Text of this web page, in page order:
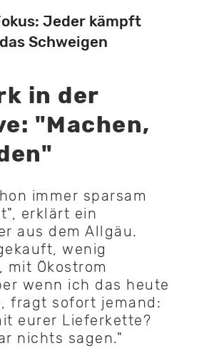
Jeder kämpft
Schweigen
in der
"Machen,
immer sparsam
erklärt ein
aus dem Allgäu.
wenig
mit Ökostrom
wenn ich das heute
fragt sofort jemand:
eurer Lieferkette?
nichts sagen."